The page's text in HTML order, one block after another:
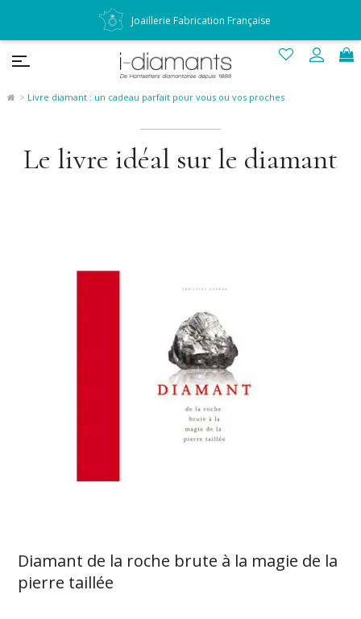
Livre diamant : un cadeau parfait pour vous ou vos proches
Le livre idéal sur le diamant
Diamant de la roche brute à la magie de la
pierre taillée
Joaillerie Fabrication Française